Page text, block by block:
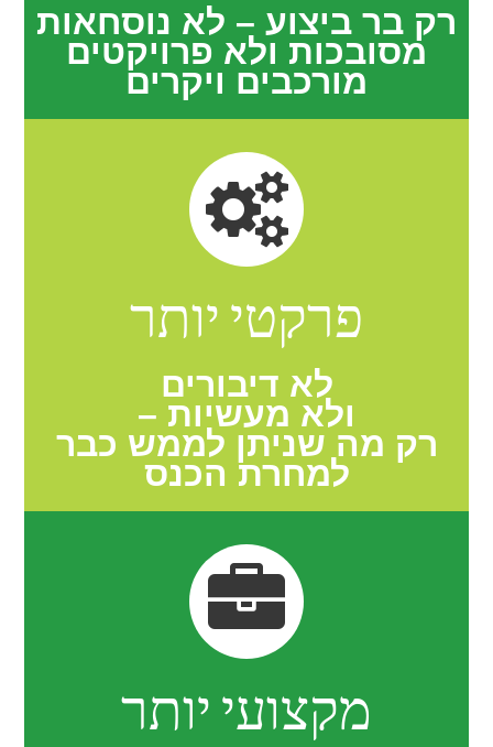
רק בר ביצוע – לא נוסחאות
מסובכות ולא פרויקטים
מורכבים ויקרים
פרקטי יותר
לא דיבורים
ולא מעשיות –
רק מה שניתן לממש כבר
למחרת הכנס
מקצועי יותר